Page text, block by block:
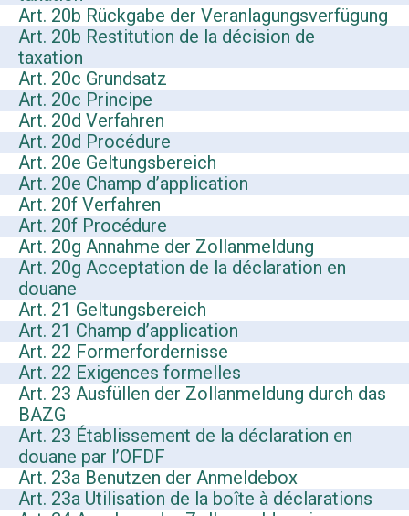
Art. 20b Rückgabe der Veranlagungsverfügung
Art. 20b Restitution de la décision de
taxation
Art. 20c Grundsatz
Art. 20c Principe
Art. 20d Verfahren
Art. 20d Procédure
Art. 20e Geltungsbereich
Art. 20e Champ d’application
Art. 20f Verfahren
Art. 20f Procédure
Art. 20g Annahme der Zollanmeldung
Art. 20g Acceptation de la déclaration en
douane
Art. 21 Geltungsbereich
Art. 21 Champ d’application
Art. 22 Formerfordernisse
Art. 22 Exigences formelles
Art. 23 Ausfüllen der Zollanmeldung durch das
BAZG
Art. 23 Établissement de la déclaration en
douane par l’OFDF
Art. 23a Benutzen der Anmeldebox
Art. 23a Utilisation de la boîte à déclarations